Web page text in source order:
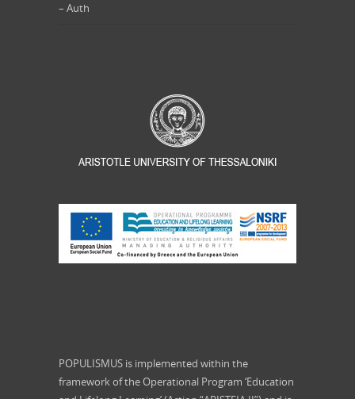
– Auth
POPULISMUS is implemented within the
framework of the Operational Program ‘Education